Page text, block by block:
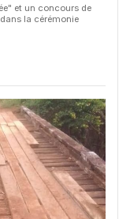
et un concours de
la cérémonie